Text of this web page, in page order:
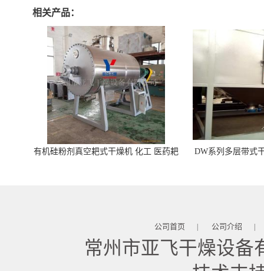
相关产品：
有机硅粉剂真空耙式干燥机 化工 医药耙
DW系列多层带式
公司首页 | 公司介绍 |
常州市亚飞干燥设备